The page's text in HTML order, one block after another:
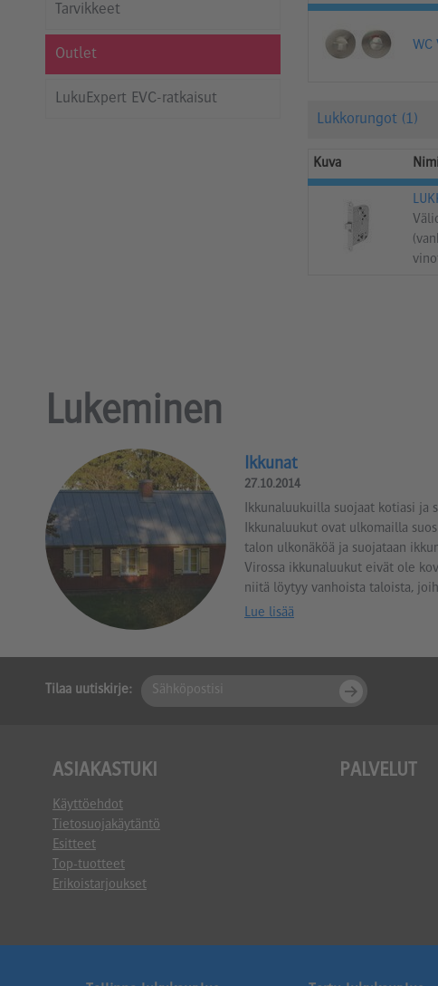
Tarvikkeet
Outlet
LukuExpert EVC-ratkaisut
WC
Lukkorungot (1)
Kuva Nimi
Lukeminen
Ikkunat
27.10.2014
Ikkunaluukuilla suojaat kotiasi ja
Ikkunaluukut ovat ulkomailla
talon ulkonäköä ja suojataan
Virossa ikkunaluukut eivät ole
niitä löytyy vanhoista taloista,
Lue lisää
Tilaa uutiskirje:
ASIAKASTUKI
Käyttöehdot
Tietosuojakäytäntö
Esitteet
Top-tuotteet
Erikoistarjoukset
PALVELUT